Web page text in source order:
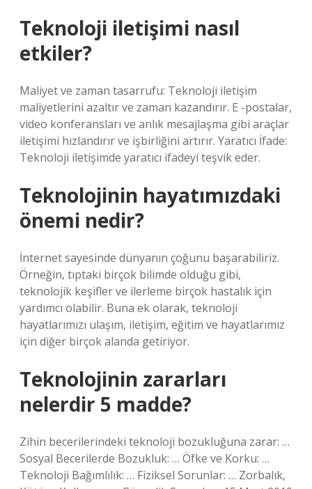
Teknoloji iletişimi nasıl
etkiler?
Maliyet ve zaman tasarrufu: Teknoloji iletişim
maliyetlerini azaltır ve zaman kazandırır. E -postalar,
video konferansları ve anlık mesajlaşma gibi araçlar
iletişimi hızlandırır ve işbirliğini artırır. Yaratıcı İfade:
Teknoloji iletişimde yaratıcı ifadeyi teşvik eder.
Teknolojinin hayatımızdaki
önemi nedir?
İnternet sayesinde dünyanın çoğunu başarabiliriz.
Örneğin, tıptaki birçok bilimde olduğu gibi,
teknolojik keşifler ve ilerleme birçok hastalık için
yardımcı olabilir. Buna ek olarak, teknoloji
hayatlarımızı ulaşım, iletişim, eğitim ve hayatlarımız
için diğer birçok alanda getiriyor.
Teknolojinin zararları
nelerdir 5 madde?
Zihin becerilerindeki teknoloji bozukluğuna zarar: …
Sosyal Becerilerde Bozukluk: … Öfke ve Korku: …
Teknoloji Bağımlılık: … Fiziksel Sorunlar: … Zorbalık,